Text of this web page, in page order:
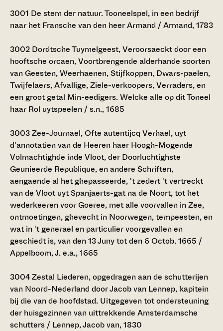
3001 De stem der natuur. Tooneelspel, in een bedrijf
naar het Fransche van den heer Armand / Armand, 1783
3002 Dordtsche Tuymelgeest, Veroorsaeckt door een
hooftsche orcaen, Voortbrengende alderhande soorten
van Geesten, Weerhaenen, Stijfkoppen, Dwars-paelen,
Twijfelaers, Afvallige, Ziele-verkoopers, Verraders, en
een groot getal Min-eedigers. Welcke alle op dit Toneel
haar Rol uytspeelen / s.n., 1685
3003Zee-Journael, Ofte autentijcq Verhael, uyt
d'annotatien van de Heeren haer Hoogh-Mogende
Volmachtighde inde Vloot, der Doorluchtighste
Geunieerde Republique, en andere Schriften,
aengaende al het ghepasseerde, 't zedert 't vertreckt
van de Vloot uyt Spanjaerts-gat na de Noort, tot het
wederkeeren voor Goeree, met alle voorvallen in Zee,
ontmoetingen, ghevecht in Noorwegen, tempeesten, en
wat in 't generael en particulier voorgevallen en
geschiedt is, van den 13 Juny tot den 6 Octob. 1665 /
Appelboom, J. e.a., 1665
3004Zestal Liederen, opgedragen aan de schutterijen
van Noord-Nederland door Jacob van Lennep, kapitein
bij die van de hoofdstad. Uitgegeven tot ondersteuning
der huisgezinnen van uittrekkende Amsterdamsche
schutters / Lennep, Jacob van, 1830